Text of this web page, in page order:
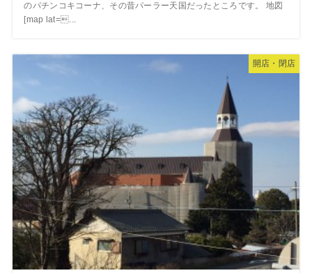
のパチンコキコーナ、その昔パーラー天国だったところです。 地図
[map lat=...
開店・閉店